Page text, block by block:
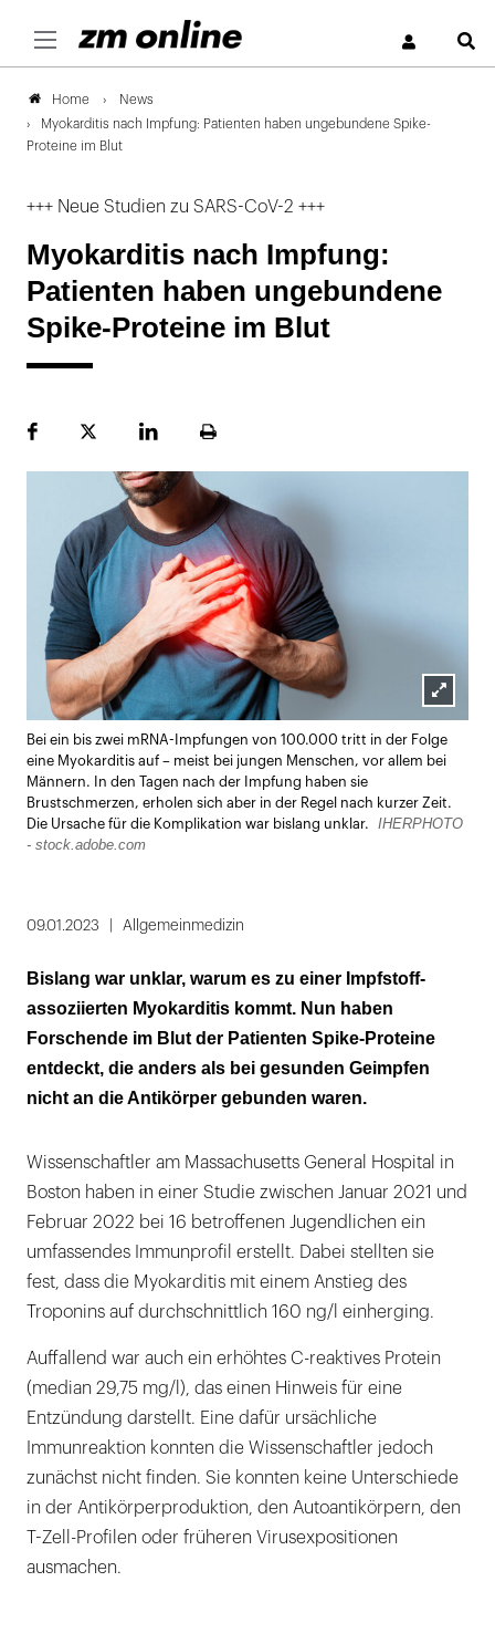
Home
News
Myokarditis nach Impfung: Patienten haben ungebundene Spike-
Proteine im Blut
+++ Neue Studien zu SARS-CoV-2 +++
Myokarditis nach Impfung:
Patienten haben ungebundene
Spike-Proteine im Blut
FacebookPlattformLinekdInSeite
Lightbox
öffnen
Bei ein bis zwei mRNA-Impfungen von 100.000 tritt in der Folge
eine Myokarditis auf – meist bei jungen Menschen, vor allem bei
Männern. In den Tagen nach der Impfung haben sie
Brustschmerzen, erholen sich aber in der Regel nach kurzer Zeit.
Die Ursache für die Komplikation war bislang unklar.
IHERPHOTO
- stock.adobe.com
09.01.2023 Allgemeinmedizin
Bislang war unklar, warum es zu einer Impfstoff-
assoziierten Myokarditis kommt. Nun haben
Forschende im Blut der Patienten Spike-Proteine
entdeckt, die anders als bei gesunden Geimpfen
nicht an die Antikörper gebunden waren.
Wissenschaftler am Massachusetts General Hospital in
Boston haben in einer Studie zwischen Januar 2021 und
Februar 2022 bei 16 betroffenen Jugendlichen ein
umfassendes Immunprofil erstellt. Dabei stellten sie
fest, dass die Myokarditis mit einem Anstieg des
Troponins auf durchschnittlich 160 ng/l einherging.
Auffallend war auch ein erhöhtes C-reaktives Protein
(median 29,75 mg/l), das einen Hinweis für eine
Entzündung darstellt. Eine dafür ursächliche
Immunreaktion konnten die Wissenschaftler jedoch
zunächst nicht finden. Sie konnten keine Unterschiede
in der Antikörperproduktion, den Autoantikörpern, den
T-Zell-Profilen oder früheren Virusexpositionen
ausmachen.